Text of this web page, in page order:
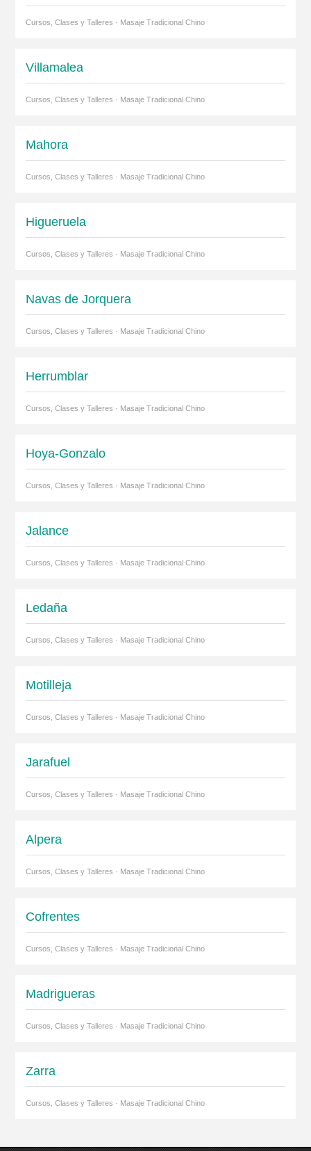
Cursos, Clases y Talleres · Masaje Tradicional Chino
Villamalea
Cursos, Clases y Talleres · Masaje Tradicional Chino
Mahora
Cursos, Clases y Talleres · Masaje Tradicional Chino
Higueruela
Cursos, Clases y Talleres · Masaje Tradicional Chino
Navas de Jorquera
Cursos, Clases y Talleres · Masaje Tradicional Chino
Herrumblar
Cursos, Clases y Talleres · Masaje Tradicional Chino
Hoya-Gonzalo
Cursos, Clases y Talleres · Masaje Tradicional Chino
Jalance
Cursos, Clases y Talleres · Masaje Tradicional Chino
Ledaña
Cursos, Clases y Talleres · Masaje Tradicional Chino
Motilleja
Cursos, Clases y Talleres · Masaje Tradicional Chino
Jarafuel
Cursos, Clases y Talleres · Masaje Tradicional Chino
Alpera
Cursos, Clases y Talleres · Masaje Tradicional Chino
Cofrentes
Cursos, Clases y Talleres · Masaje Tradicional Chino
Madrigueras
Cursos, Clases y Talleres · Masaje Tradicional Chino
Zarra
Cursos, Clases y Talleres · Masaje Tradicional Chino